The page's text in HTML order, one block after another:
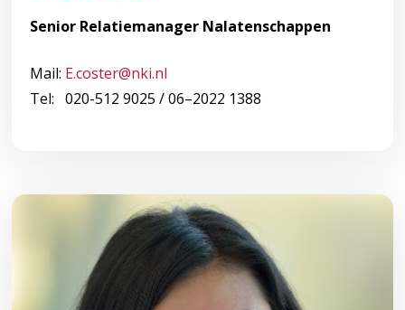
Senior Relatiemanager Nalatenschappen
Mail: E.coster@nki.nl
Tel: 020-512 9025 / 06–2022 1388